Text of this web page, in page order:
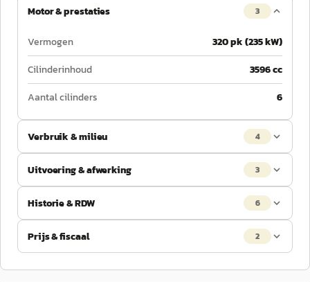
Motor & prestaties 3
Vermogen
320 pk (235 kW)
Cilinderinhoud
3596 cc
Aantal cilinders
6
Verbruik & milieu 4
Uitvoering & afwerking 3
Historie & RDW 6
Prijs & fiscaal 2